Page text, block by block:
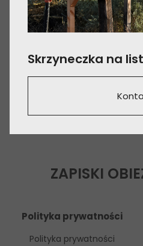
Skrzyneczka na
ZAPISKI
Polityka prywatności
Polityka prywatności